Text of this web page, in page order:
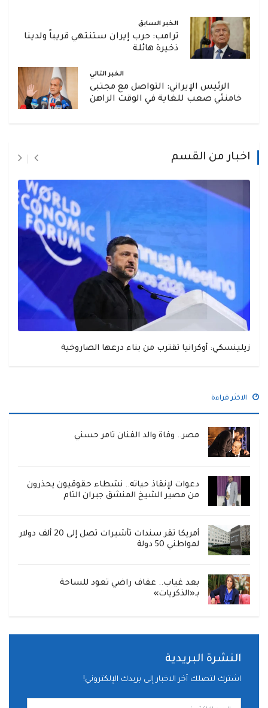
الخبر السابق
ترامب: حرب إيران ستنتهي قريباً ولدينا
ذخيرة هائلة
الخبر التالي
الرئيس الإيراني: التواصل مع مجتبى
خامنئي صعب للغاية في الوقت الراهن
اخبار من القسم
زيلينسكي: أوكرانيا تقترب من بناء درعها الصاروخية
الاكثر قراءة
مصر.. وفاة والد الفنان تامر حسني
دعوات لإنقاذ حياته.. نشطاء حقوقيون يحذرون
من مصير الشيخ المنشق جبران التام
أمريكا تقر سندات تأشيرات تصل إلى 20 ألف دولار
لمواطني 50 دولة
بعد غياب.. عفاف راضي تعود للساحة
بـ«الذكريات»
النشرة البريدية
اشترك لتصلك آخر الاخبار إلى بريدك الإلكتروني!